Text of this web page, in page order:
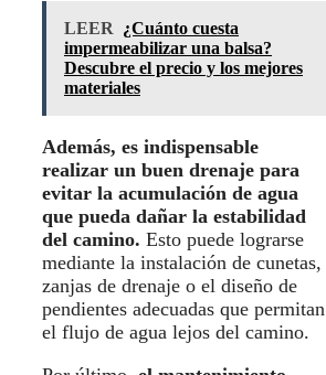
LEER ¿Cuánto cuesta
impermeabilizar una balsa?
Descubre el precio y los mejores
materiales
Además, es indispensable
realizar un buen drenaje para
evitar la acumulación de agua
que pueda dañar la estabilidad
del camino. Esto puede lograrse
mediante la instalación de cunetas,
zanjas de drenaje o el diseño de
pendientes adecuadas que permitan
el flujo de agua lejos del camino.